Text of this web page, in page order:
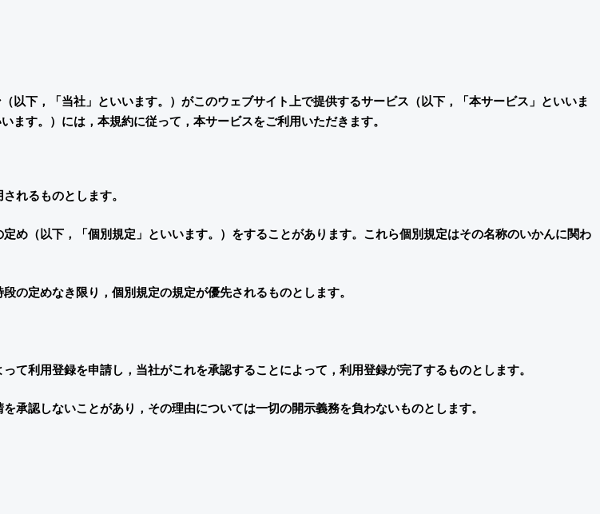
下，「当社」といいます。）がこのウェブサイト上で提供するサービス（以下，「本サービス」といいま
す。）には，本規約に従って，本サービスをご利用いただきます。
れるものとします。
め（以下，「個別規定」といいます。）をすることがあります。これら個別規定はその名称のいかんに関わ
の定めなき限り，個別規定の規定が優先されるものとします。
利用登録を申請し，当社がこれを承認することによって，利用登録が完了するものとします。
認しないことがあり，その理由については一切の開示義務を負わないものとします。